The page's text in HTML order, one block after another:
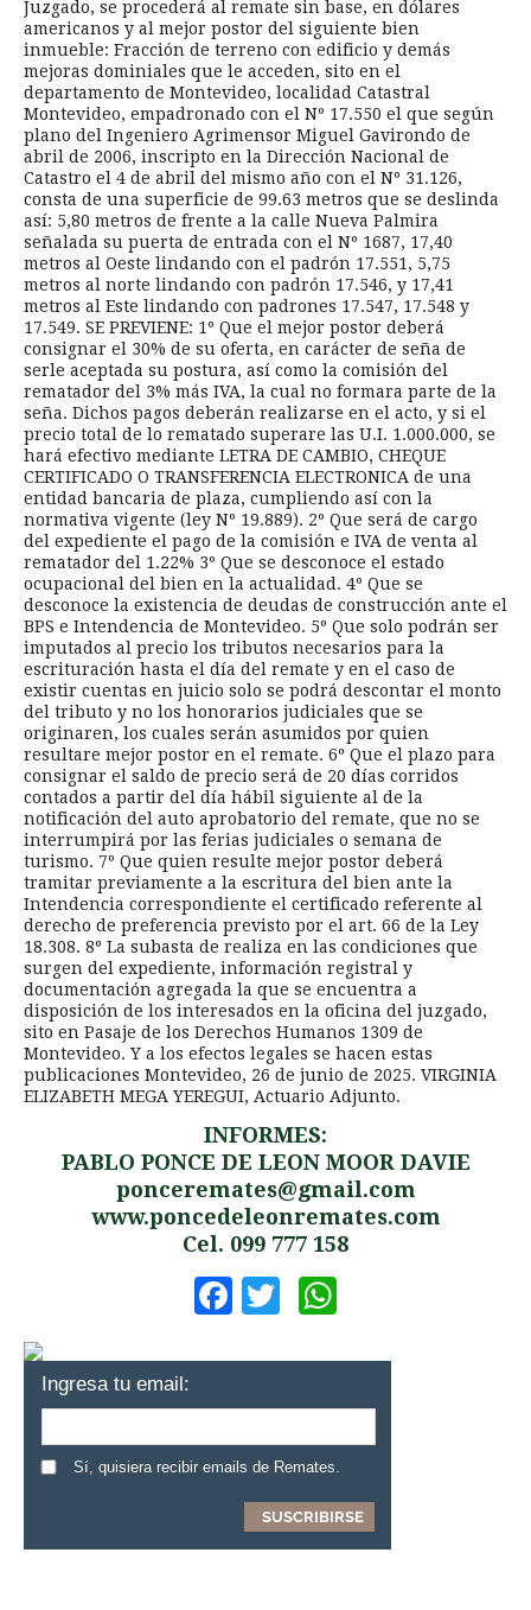
Juzgado, se procederá al remate sin base, en dólares
americanos y al mejor postor del siguiente bien
inmueble: Fracción de terreno con edificio y demás
mejoras dominiales que le acceden, sito en el
departamento de Montevideo, localidad Catastral
Montevideo, empadronado con el Nº 17.550 el que según
plano del Ingeniero Agrimensor Miguel Gavirondo de
abril de 2006, inscripto en la Dirección Nacional de
Catastro el 4 de abril del mismo año con el Nº 31.126,
consta de una superficie de 99.63 metros que se deslinda
así: 5,80 metros de frente a la calle Nueva Palmira
señalada su puerta de entrada con el Nº 1687, 17,40
metros al Oeste lindando con el padrón 17.551, 5,75
metros al norte lindando con padrón 17.546, y 17,41
metros al Este lindando con padrones 17.547, 17.548 y
17.549. SE PREVIENE: 1º Que el mejor postor deberá
consignar el 30% de su oferta, en carácter de seña de
serle aceptada su postura, así como la comisión del
rematador del 3% más IVA, la cual no formara parte de la
seña. Dichos pagos deberán realizarse en el acto, y si el
precio total de lo rematado superare las U.I. 1.000.000, se
hará efectivo mediante LETRA DE CAMBIO, CHEQUE
CERTIFICADO O TRANSFERENCIA ELECTRONICA de una
entidad bancaria de plaza, cumpliendo así con la
normativa vigente (ley Nº 19.889). 2º Que será de cargo
del expediente el pago de la comisión e IVA de venta al
rematador del 1.22% 3º Que se desconoce el estado
ocupacional del bien en la actualidad. 4º Que se
desconoce la existencia de deudas de construcción ante el
BPS e Intendencia de Montevideo. 5º Que solo podrán ser
imputados al precio los tributos necesarios para la
escrituración hasta el día del remate y en el caso de
existir cuentas en juicio solo se podrá descontar el monto
del tributo y no los honorarios judiciales que se
originaren, los cuales serán asumidos por quien
resultare mejor postor en el remate. 6º Que el plazo para
consignar el saldo de precio será de 20 días corridos
contados a partir del día hábil siguiente al de la
notificación del auto aprobatorio del remate, que no se
interrumpirá por las ferias judiciales o semana de
turismo. 7º Que quien resulte mejor postor deberá
tramitar previamente a la escritura del bien ante la
Intendencia correspondiente el certificado referente al
derecho de preferencia previsto por el art. 66 de la Ley
18.308. 8º La subasta de realiza en las condiciones que
surgen del expediente, información registral y
documentación agregada la que se encuentra a
disposición de los interesados en la oficina del juzgado,
sito en Pasaje de los Derechos Humanos 1309 de
Montevideo. Y a los efectos legales se hacen estas
publicaciones Montevideo, 26 de junio de 2025. VIRGINIA
ELIZABETH MEGA YEREGUI, Actuario Adjunto.
INFORMES:
PABLO PONCE DE LEON MOOR DAVIE
ponceremates@gmail.com
www.poncedeleonremates.com
Cel. 099 777 158
Facebook
Twitter
Ingresa tu email:
Sí, quisiera recibir emails de Remates.